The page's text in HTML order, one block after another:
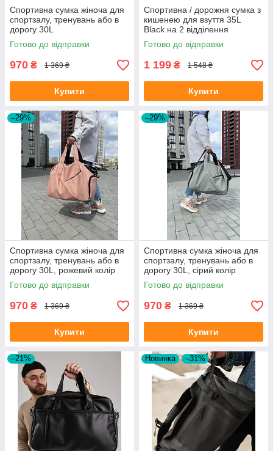
Спортивна сумка жіноча для
спортзалу, тренувань або в
дорогу 30L
Готово до відправки
970 ₴ 1 369 ₴
Купити
Спортивна / дорожня сумка з
кишенею для взуття 35L
Black на 2 відділення
Готово до відправки
1 199 ₴ 1 548 ₴
Купити
–29%
Спортивна сумка жіноча для
спортзалу, тренувань або в
дорогу 30L, рожевий колір
Готово до відправки
970 ₴ 1 369 ₴
Купити
–29%
Спортивна сумка жіноча для
спортзалу, тренувань або в
дорогу 30L, сірий колір
Готово до відправки
970 ₴ 1 369 ₴
Купити
–21% Новинка –31%